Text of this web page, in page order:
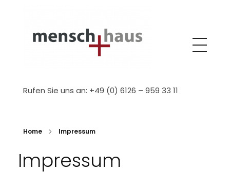
Rufen Sie uns an: +49 (0) 6126 – 959 33 11
Home Impressum
Impressum